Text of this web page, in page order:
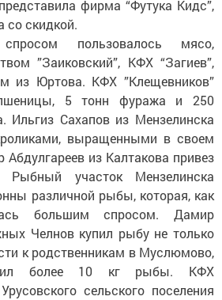
фирма “Футука Кидс”,
со скидкой.
пользовалось мясо,
”Заиковский”, КФХ “Загиев”,
из Юртова. КФХ ”Клещевников”
5 тонн фуража и 250
Ильгиз Сахапов из Мензелинска
выращенными в своем
Абдулгареев из Калтакова привез
Рыбный участок Мензелинска
различной рыбы, которая, как
большим спросом. Дамир
Челнов купил рыбу не только
к родственникам в Муслюмово,
более 10 кг рыбы. КФХ
сельского поселения